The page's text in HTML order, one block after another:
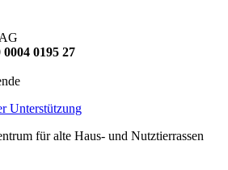
0195 27
Unterstützung
für alte Haus- und Nutztierrassen